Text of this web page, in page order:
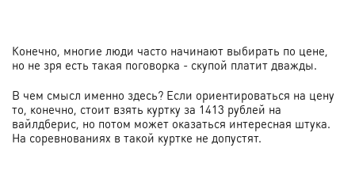
Конечно, многие люди часто начинают выбирать по цене,
но не зря есть такая поговорка - скупой платит дважды.
В чем смысл именно здесь? Если ориентироваться на цену
то, конечно, стоит взять куртку за 1413 рублей на
вайлдберис, но потом может оказаться интересная штука.
На соревнованиях в такой куртке не допустят.